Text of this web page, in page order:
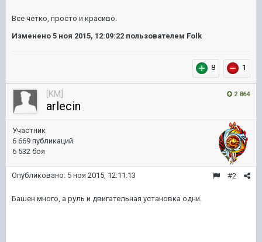
Все четко, просто и красиво.
Изменено 5 ноя 2015, 12:09:22 пользователем Folk
8 1
2 864
[KM]
arlecin
Участник
6 669 публикаций
6 532 боя
#2
Опубликовано: 5 ноя 2015, 12:11:13
Башен много, а руль и двигательная установка одни.